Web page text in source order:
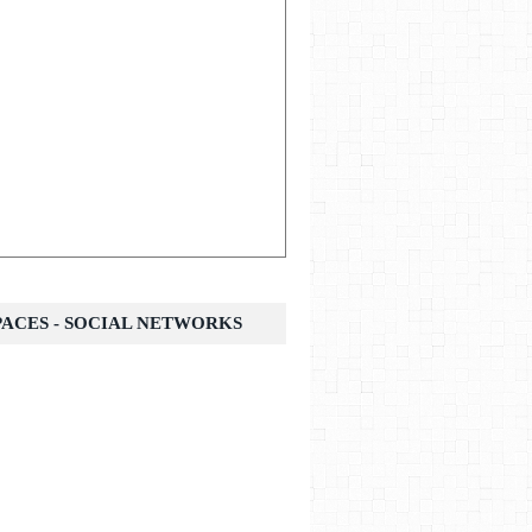
- SOCIAL NETWORKS